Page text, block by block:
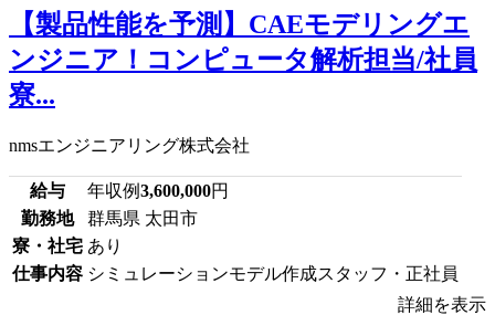
【製品性能を予測】CAEモデリングエ
ンジニア！コンピュータ解析担当/社員
寮...
nmsエンジニアリング株式会社
給与 年収例3,600,000円
勤務地
群馬県 太田市
寮・社宅 あり
仕事内容 シミュレーションモデル作成スタッフ・正社員
詳細を表示